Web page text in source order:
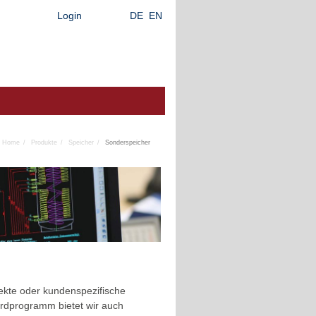
DE EN
Login
Home Produkte Speicher Sonderspeicher
oder kundenspezifische
bietet wir auch